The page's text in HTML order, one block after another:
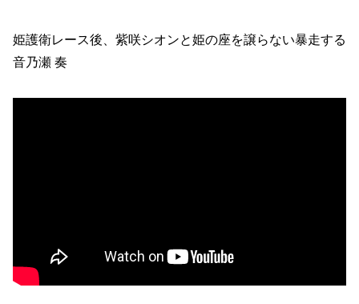
姫護衛レース後、紫咲シオンと姫の座を譲らない暴走する
音乃瀬 奏